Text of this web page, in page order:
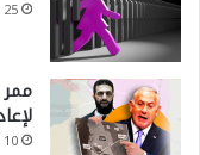
25 أغسطس، 2025
10 أغسطس، 2025